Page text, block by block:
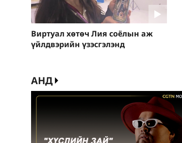
Виртуал хөтөч Лия соёлын аж
үйлдвэрийн үзэсгэлэнд
АНД